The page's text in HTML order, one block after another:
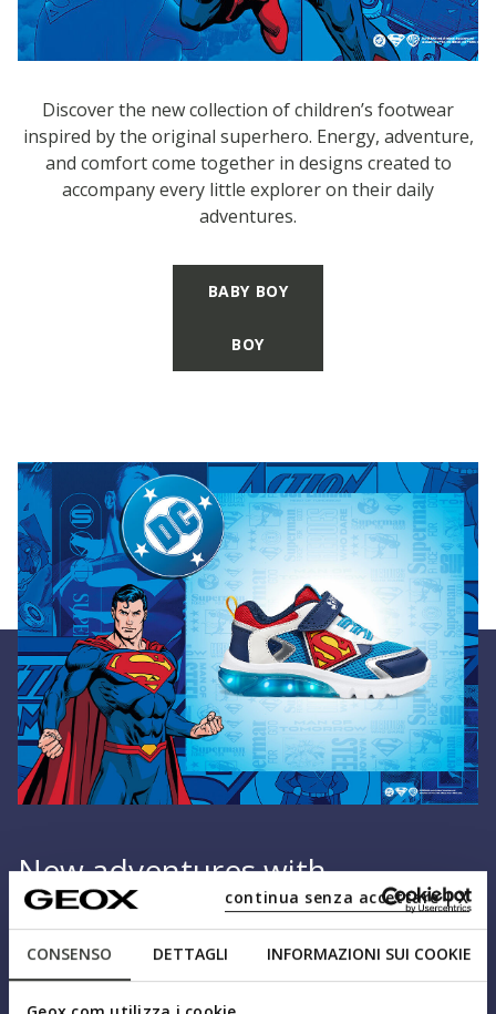
CONSENSO DETTAGLI INFORMAZIONI SUI COOKIE
continua senza accettare | X
Discover the new collection of children’s footwear
inspired by the original superhero. Energy, adventure,
and comfort come together in designs created to
accompany every little explorer on their daily
adventures.
BABY BOY
BOY
New adventures with
Superman